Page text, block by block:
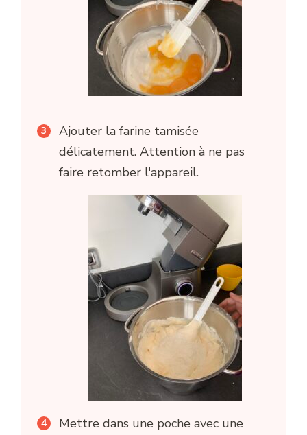
Ajouter la farine tamisée
délicatement. Attention à ne pas
faire retomber l'appareil.
Mettre dans une poche avec une